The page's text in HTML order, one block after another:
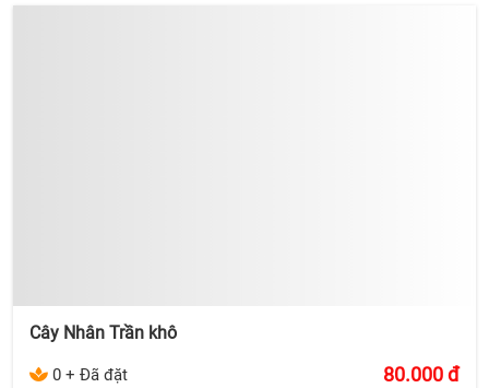
Cây Nhân Trần khô
0 + Đã đặt 80.000đ